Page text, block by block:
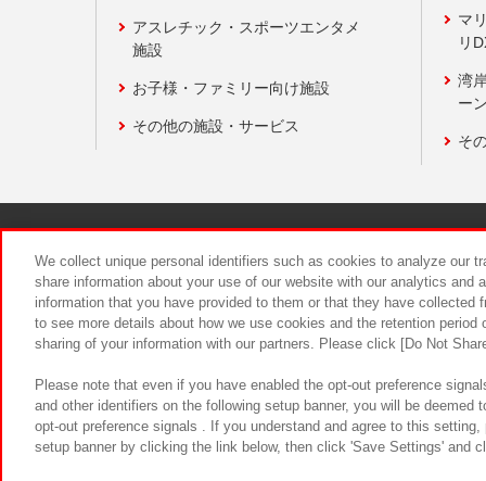
アスレチック・スポーツエンタメ
施設
お子様・ファミリー向け施設
その他の施設・サービス
マ
リ
湾
ー
そ
食品のご
We collect unique personal identifiers such as cookies to analyze our
share information about your use of our website with our analytics and
information that you have provided to them or that they have
to see more details about how we use cookies and the retention
sharing of your information with our partners. Please click [Do Not
Please note that even if you have enabled the opt-out preference
and other identifiers on the following setup banner, you will be
opt-out preference signals . If you understand and agree to this
setup banner by clicking the link below, then click 'Save Settings' and